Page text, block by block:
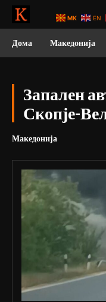
Дома Македонија
Запален
Скопје-
Македонија
MK EN